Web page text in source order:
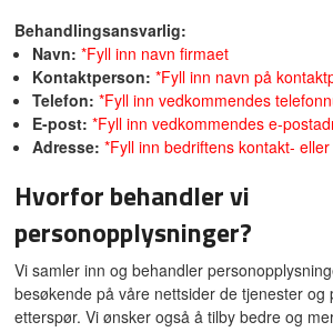
Behandlingsansvarlig:
Navn: *Fyll inn navn firmaet
Kontaktperson: *Fyll inn navn på
Telefon: *Fyll inn vedkommendes
E-post: *Fyll inn vedkommendes e-
Adresse: *Fyll inn bedriftens kontakt-
Hvorfor behandler vi
personopplysninger?
Vi samler inn og behandler
besøkende på våre nettsider de tjenester og
etterspør. Vi ønsker også å tilby bedre og